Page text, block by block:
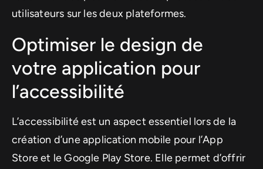
utilisateurs sur les deux plateformes.
Optimiser le design de
votre application pour
l’accessibilité
L’accessibilité est un aspect essentiel lors de la
création d’une application mobile pour l’App
Store et le Google Play Store. Elle permet d’offrir